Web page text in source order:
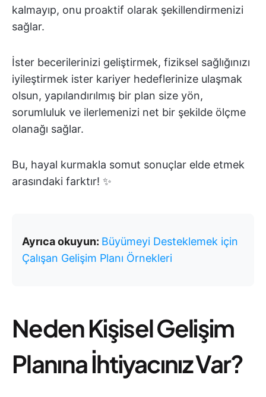
kalmayıp, onu proaktif olarak şekillendirmenizi
sağlar.
İster becerilerinizi geliştirmek, fiziksel sağlığınızı
iyileştirmek ister kariyer hedeflerinize ulaşmak
olsun, yapılandırılmış bir plan size yön,
sorumluluk ve ilerlemenizi net bir şekilde ölçme
olanağı sağlar.
Bu, hayal kurmakla somut sonuçlar elde etmek
arasındaki farktır! ✨
Ayrıca okuyun: Büyümeyi Desteklemek için
Çalışan Gelişim Planı Örnekleri
Neden Kişisel Gelişim
Planına İhtiyacınız Var?